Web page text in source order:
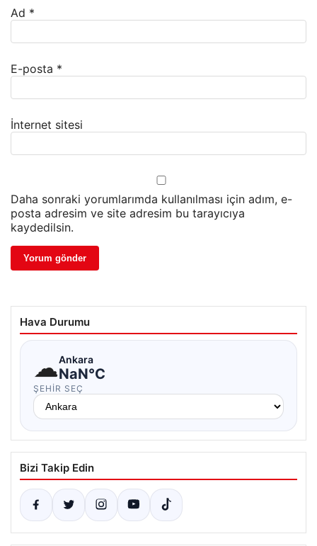
Ad *
E-posta *
İnternet sitesi
Daha sonraki yorumlarımda kullanılması için adım, e-
posta adresim ve site adresim bu tarayıcıya
kaydedilsin.
Hava Durumu
☁Ankara
NaN°C
ŞEHIR SEÇ
Bizi Takip Edin